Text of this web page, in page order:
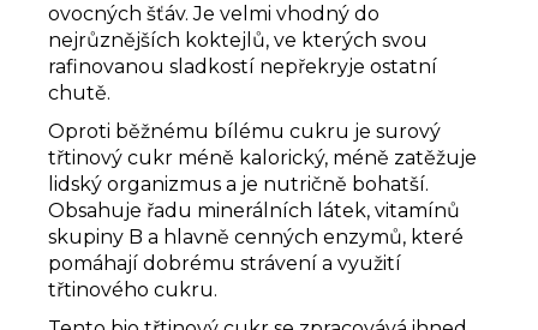
ovocných šťáv. Je velmi vhodný do
nejrůznějších koktejlů, ve kterých svou
rafinovanou sladkostí nepřekryje ostatní
chutě.
Oproti běžnému bílému cukru je surový
třtinový cukr méně kalorický, méně zatěžuje
lidský organizmus a je nutričně bohatší.
Obsahuje řadu minerálních látek, vitamínů
skupiny B a hlavně cenných enzymů, které
pomáhají dobrému strávení a využití
třtinového cukru.